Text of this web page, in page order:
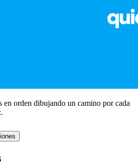
en orden dibujando un camino por cada